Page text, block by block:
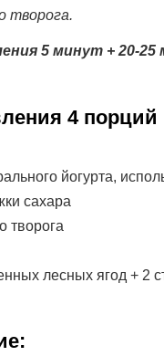
творога.
5 минут + 20-25
4
йогурта,
сахара
творога
лесных ягод + 2